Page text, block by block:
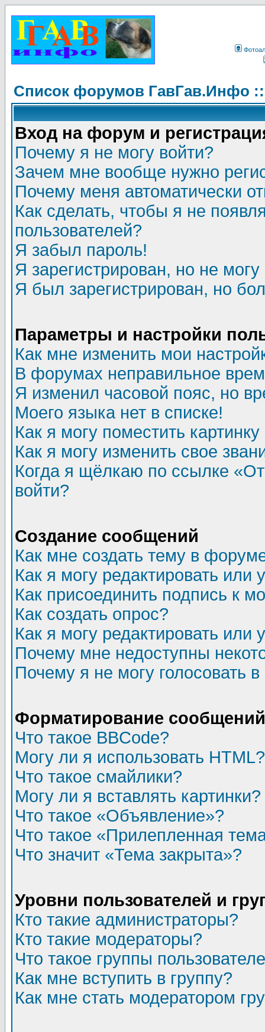
Список форумов ГавГав.Инфо
Вход на форум и
Почему я не могу войти?
Зачем мне вообще нужно
Почему меня автоматически
Как сделать, чтобы я не
пользователей?
Я забыл пароль!
Я зарегистрирован, но не могу
Я был зарегистрирован, но
Параметры и настройки
Как мне изменить мои
В форумах неправильное
Я изменил часовой пояс, но
Моего языка нет в списке!
Как я могу поместить
Как я могу изменить свое
Когда я щёлкаю по ссылке
войти?
Создание сообщений
Как мне создать тему в
Как я могу редактировать или
Как присоединить подпись к
Как создать опрос?
Как я могу редактировать или
Почему мне недоступны
Почему я не могу голосовать
Форматирование
Что такое BBCode?
Могу ли я использовать HTML?
Что такое смайлики?
Могу ли я вставлять картинки?
Что такое «Объявление»?
Что такое «Прилепленная
Что значит «Тема закрыта»?
Уровни пользователей и
Кто такие администраторы?
Кто такие модераторы?
Что такое группы
Как мне вступить в группу?
Как мне стать модератором